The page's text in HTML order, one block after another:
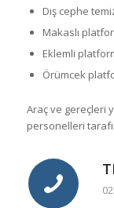
Dış cephe
Makaslı
Eklemli
Örümcek
Araç ve gereçleri
personelleri